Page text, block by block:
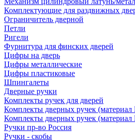
Комплектующие для раздвижных
Ограничитель дверной
Петли
Ригели
Фурнитура для финских дверей
Цифры на дверь
Цифры металлические
Цифры пластиковые
Шпингалеты
Дверные ручки
Комплекты ручек для дверей
Комплекты дверных ручек
Комплекты дверных ручек
Ручки пр-во Россия
Ручки - скобы